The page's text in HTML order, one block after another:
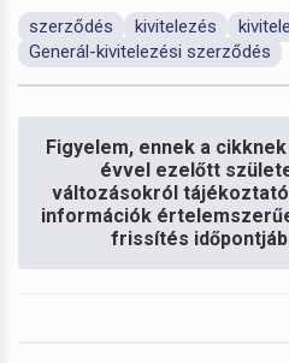
szerződés kivitelezés
Generál-kivitelezési szerződés
Figyelem, ennek a
évvel ezelőtt
változásokról
információk
frissítés